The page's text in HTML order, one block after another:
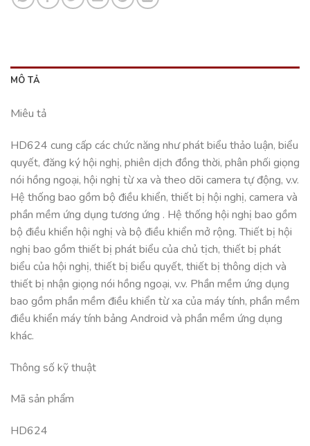
MÔ TẢ
Miêu tả
HD624 cung cấp các chức năng như phát biểu thảo luận, biểu
quyết, đăng ký hội nghị, phiên dịch đồng thời, phân phối giọng
nói hồng ngoại, hội nghị từ xa và theo dõi camera tự động, v.v.
Hệ thống bao gồm bộ điều khiển, thiết bị hội nghị, camera và
phần mềm ứng dụng tương ứng . Hệ thống hội nghị bao gồm
bộ điều khiển hội nghị và bộ điều khiển mở rộng. Thiết bị hội
nghị bao gồm thiết bị phát biểu của chủ tịch, thiết bị phát
biểu của hội nghị, thiết bị biểu quyết, thiết bị thông dịch và
thiết bị nhận giọng nói hồng ngoại, v.v. Phần mềm ứng dụng
bao gồm phần mềm điều khiển từ xa của máy tính, phần mềm
điều khiển máy tính bảng Android và phần mềm ứng dụng
khác.
Thông số kỹ thuật
Mã sản phẩm
HD624